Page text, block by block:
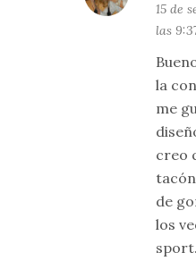
15 de
las
la
me
creo
de
los